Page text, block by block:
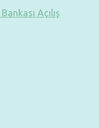
Açılış